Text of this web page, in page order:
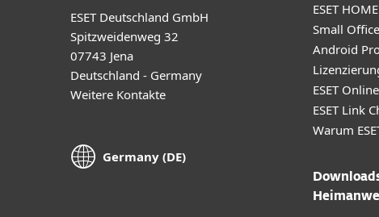
ESET Deutschland GmbH
Spitzweidenweg 32
07743 Jena
Deutschland - Germany
Weitere Kontakte
Germany (DE)
ESET
Small
Android
ESET
ESET Link
Warum